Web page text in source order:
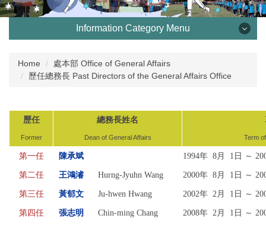
Information Category Menu
處本部 Office of General Affairs
營繕組Construction and Maintenance Division
環保組Environmental Protection Division
保管組Property Management Division
Home
處本部 Office of General Affairs
歷任總務長 Past Directors of the General Affairs Office
歷任
Former
總務長姓名
Dean of General Affairs Term
第一任 陳承斌 1994年 8月 1日 ～
第二任 王鴻濬 Hurng-Jyuhn Wang 2000年 8月 1日 ～
第三任 黃郁文 Ju-hwen Hwang 2002年 2月 1日 ～
第四任 張志明 Chin-ming Chang 2008年 2月 1日 ～